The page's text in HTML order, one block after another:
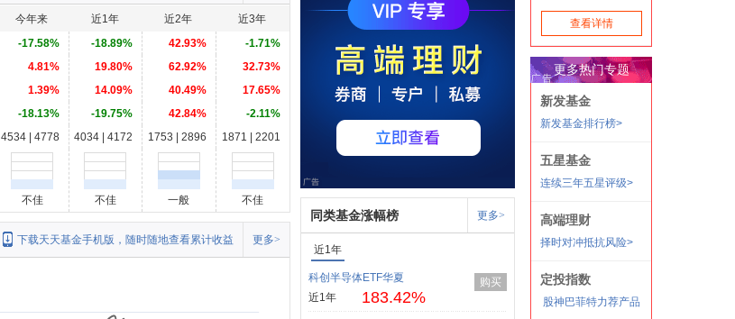
今年来 近1年 近2年
近3年
-17.58% -18.89% 42.93%
-1.71%
4.81% 19.80% 62.92%
32.73%
1.39% 14.09% 40.49%
17.65%
-18.13% -19.75% 42.84%
-2.11%
4534 | 4778 4034 | 4172 1753 | 2896 1871 | 2201
不佳 不佳 一般 不佳
更多>
下载天天基金手机版，随时随地查看累计收益
同类基金涨幅榜 更多>
近1年
科创半导体ETF华夏
近1年
183.42%
购买